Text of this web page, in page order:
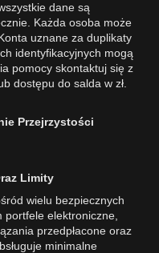
dane są
Każda osoba może
uznane za duplikaty
identyfikacyjnych mogą
pomocy skontaktuj się z
dostępu do salda w zł.
Przejrzystości
Limity
wielu bezpiecznych
portfele elektroniczne,
przedpłacone oraz
minimalne